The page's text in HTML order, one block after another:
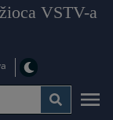
VSTV-a